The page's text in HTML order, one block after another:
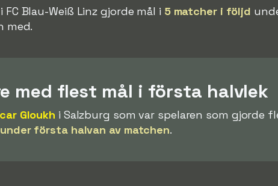
i FC Blau-Weiß Linz gjorde mål i 5 matcher i följd
med.
med flest mål i första halvlek
Gloukh i Salzburg som var spelaren som
första halvan av matchen.